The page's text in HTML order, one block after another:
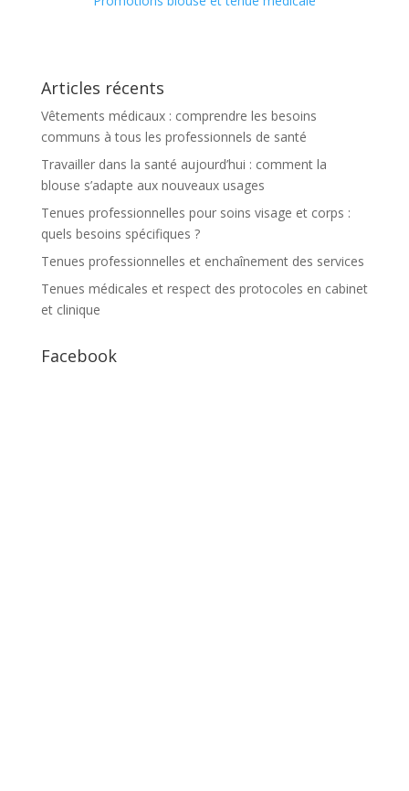
Articles récents
Vêtements médicaux : comprendre les besoins
communs à tous les professionnels de santé
Travailler dans la santé aujourd’hui : comment la
blouse s’adapte aux nouveaux usages
Tenues professionnelles pour soins visage et corps :
quels besoins spécifiques ?
Tenues professionnelles et enchaînement des services
Tenues médicales et respect des protocoles en cabinet
et clinique
Facebook